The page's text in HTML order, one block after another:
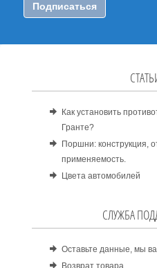
Подписаться
Как установить
Гранте?
Поршни: конструкция,
применяемость.
Цвета автомобилей
СЛУЖБА
Оставьте данные, мы
Возврат товара